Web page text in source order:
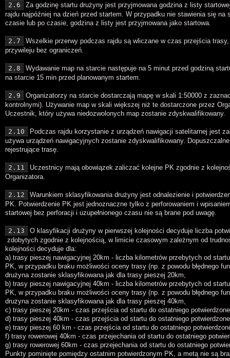
2.6
Za godzinę startu drużyny jest przyjmowana godzina z listy
rajdu najpóźniej na dzień przed startem. W przypadku nie stawienia się na
czasie lub po czasie, godzina z listy jest przyjmowana jako startowa.
2.7
Wszelkie przerwy podczas rajdu są wliczane w czas przejścia
przywileju bez ograniczeń.
2.8
Wydawanie map na starcie następuje na 5 minut przed godziną
na starcie 15 min przed planowanym startem.
2.9
Organizatorzy na starcie dostarczają mapę w skali 1:50000 z
kontrolnymi). Używanie map w skali większej niż te dostarczone przez
Uczestnik, który używa niedozwolonych map zostanie zdyskwalifikowany.
2.10
Podczas rajdu korzystanie z urządzeń nawigacji satelitarnej jest
używa urządzeń nawigacyjnych zostanie zdyskwalifikowany.
rejestrujące trasę.
2.11
Uczestnicy mają obowiązek zaliczać kolejne PK zgodnie z
Organizatora.
2.12
Warunkiem sklasyfikowania drużyny jest odnalezienie i
PK. Potwierdzenie PK jest jednoznaczne tylko z perforowaniem i
startowej bez perforacji i uzupełnionego czasu nie są brane pod uwagę.
2.13
O klasyfikacji drużyny w pierwszej kolejności decyduje liczba
zdobytych zgodnie z kolejnością, w limicie czasowym zależnym od
kolejności decyduje dla:
a) trasy pieszej nawigacyjnej 20km - liczba kilometrów przebytych od
PK, w przypadku braku możliwości oceny trasy (np. z powodu błędnego
drużyna zostanie sklasyfikowana jak dla trasy pieszej 20km,
b) trasy pieszej nawigacyjnej 40km - liczba kilometrów przebytych od
PK, w przypadku braku możliwości oceny trasy (np. z powodu błędnego
drużyna zostanie sklasyfikowana jak dla trasy pieszej 40km,
c) trasy pieszej 20km - czas przejścia od startu do ostatniego
d) trasy pieszej 40km - czas przejścia od startu do ostatniego
e) trasy pieszej 60 km - czas przejścia od startu do ostatniego
f) trasy rowerowej 40km - czas przejechania od startu do ostatniego
g) trasy rowerowej 60km - czas przejechania od startu do ostatniego
Punkty pominięte pomiędzy ostatnim potwierdzonym PK, a metą nie są